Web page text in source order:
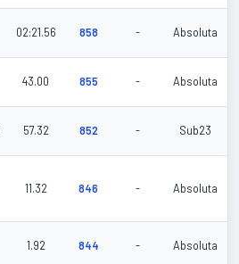
02:21.56 858 - Absoluta
43.00 855 - Absoluta
57.32 852 - Sub23
11.32 846 - Absoluta
1.92 844 - Absoluta